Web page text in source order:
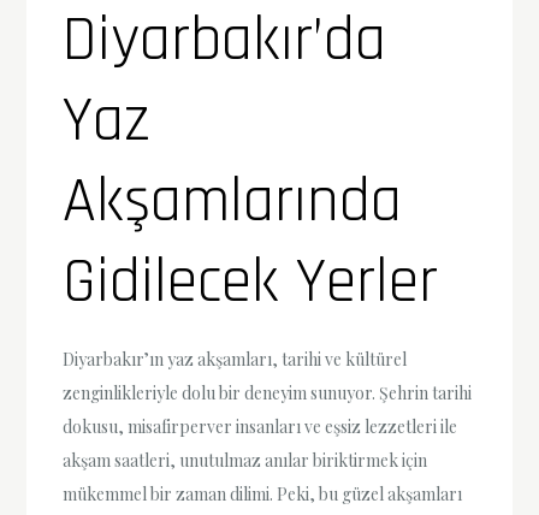
Diyarbakır’da
Yaz
Akşamlarında
Gidilecek Yerler
Diyarbakır’ın yaz akşamları, tarihi ve kültürel
zenginlikleriyle dolu bir deneyim sunuyor. Şehrin tarihi
dokusu, misafirperver insanları ve eşsiz lezzetleri ile
akşam saatleri, unutulmaz anılar biriktirmek için
mükemmel bir zaman dilimi. Peki, bu güzel akşamları